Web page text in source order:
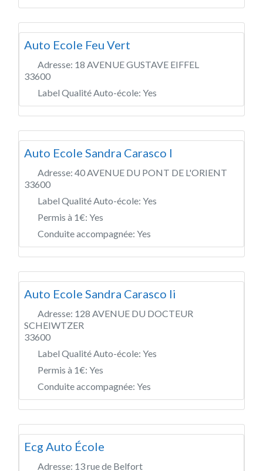
Auto Ecole Feu Vert
Adresse: 18 AVENUE GUSTAVE EIFFEL
33600
Label Qualité Auto-école: Yes
Auto Ecole Sandra Carasco I
Adresse: 40 AVENUE DU PONT DE L'ORIENT
33600
Label Qualité Auto-école: Yes
Permis à 1€: Yes
Conduite accompagnée: Yes
Auto Ecole Sandra Carasco Ii
Adresse: 128 AVENUE DU DOCTEUR
SCHEIWTZER
33600
Label Qualité Auto-école: Yes
Permis à 1€: Yes
Conduite accompagnée: Yes
Ecg Auto École
Adresse: 13 rue de Belfort